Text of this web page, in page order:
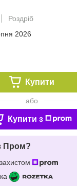
Роздріб
2026
Купити
або
Купити з
Пром?